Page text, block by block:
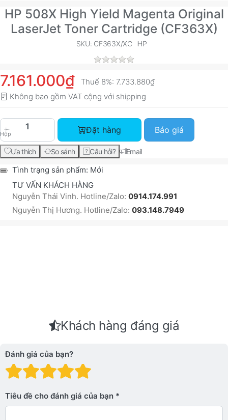
HP 508X High Yield Magenta Original
LaserJet Toner Cartridge (CF363X)
SKU: CF363X/XC HP
7.161.000₫ Thuế 8%: 7.733.880₫
Không bao gồm VAT cộng với shipping
Hộp
HP 508X High Yield Magenta Original
Đặt hàng Báo giá
Ưa thích So sánh Câu hỏi? Email
Tình trạng sản phẩm: Mới
TƯ VẤN KHÁCH HÀNG
Nguyễn Thái Vinh. Hotline/Zalo: 0914.174.991
Nguyễn Thị Hương. Hotline/Zalo: 093.148.7949
Khách hàng đáng giá
Đánh giá của bạn?
Đánh giá: 4 trên 5
Đánh giá: 3 trên 5 sao.
Đánh giá: 2 trên 5 sao.
Đánh giá: 1 trên 5 sao. Xấu
Tiêu đề cho đánh giá của bạn